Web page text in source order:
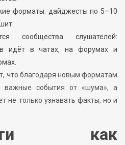
форматы: дайджесты по 5–10
сообщества слушателей:
идёт в чатах, на форумах и
что благодаря новым форматам
важные события от «шума», а
не только узнавать факты, но и
как